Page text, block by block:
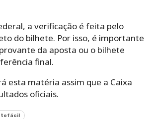
a verificação é feita pelo
do bilhete. Por isso, é importante
da aposta ou o bilhete
final.
esta matéria assim que a Caixa
oficiais.